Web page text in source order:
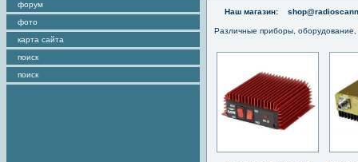
форум
фото
карта сайта
поиск
поиск
Наш магазин:
Различные приборы,